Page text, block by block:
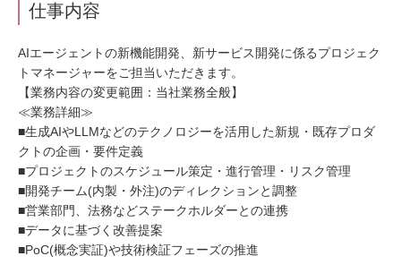
仕事内容
AIエージェントの新機能開発、新サービス開発に係るプロジェク
トマネージャーをご担当いただきます。
【業務内容の変更範囲：当社業務全般】
≪業務詳細≫
■生成AIやLLMなどのテクノロジーを活用した新規・既存プロダ
クトの企画・要件定義
■プロジェクトのスケジュール策定・進行管理・リスク管理
■開発チーム(内製・外注)のディレクションと調整
■営業部門、法務などステークホルダーとの連携
■データに基づく改善提案
■PoC(概念実証)や技術検証フェーズの推進